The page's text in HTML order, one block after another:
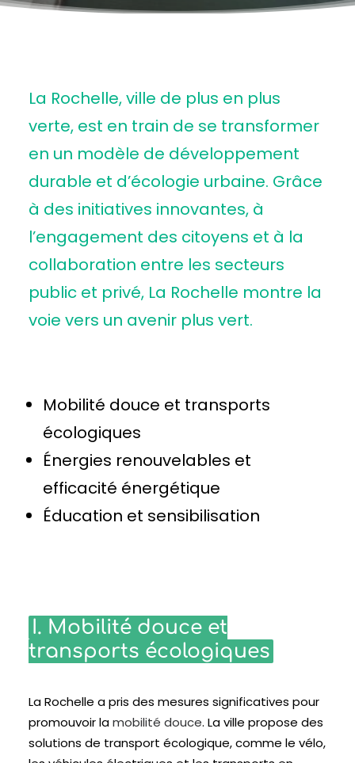
La Rochelle, ville de plus en plus
verte, est en train de se transformer
en un modèle de développement
durable et d’écologie urbaine. Grâce
à des initiatives innovantes, à
l’engagement des citoyens et à la
collaboration entre les secteurs
public et privé, La Rochelle montre la
voie vers un avenir plus vert.
Mobilité douce et transports
écologiques
Énergies renouvelables et
efficacité énergétique
Éducation et sensibilisation
I. Mobilité douce et
transports écologiques
La Rochelle a pris des mesures significatives pour
promouvoir lamobilité douce. La ville propose des
solutions de transport écologique, comme le vélo,